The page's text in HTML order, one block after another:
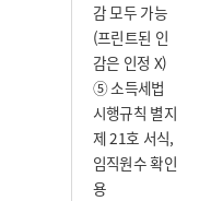
감 모두 가능
(프린트된 인
감은 인정 X)
⑤ 소득세법
시행규칙 별지
제 21호 서식,
임직원수 확인
용